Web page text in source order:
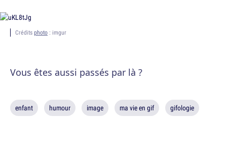
Crédits photo : imgur
Vous êtes aussi passés par là ?
enfant humour image ma vie en gif gifologie